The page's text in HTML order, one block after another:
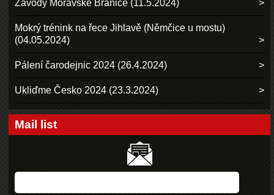
Závody Moravské Bránice (11.5.2024)
Mokrý trénink na řece Jihlavě (Němčice u mostu)
(04.05.2024)
Pálení čarodejnic 2024 (26.4.2024)
Ukliďme Česko 2024 (23.3.2024)
Mail list